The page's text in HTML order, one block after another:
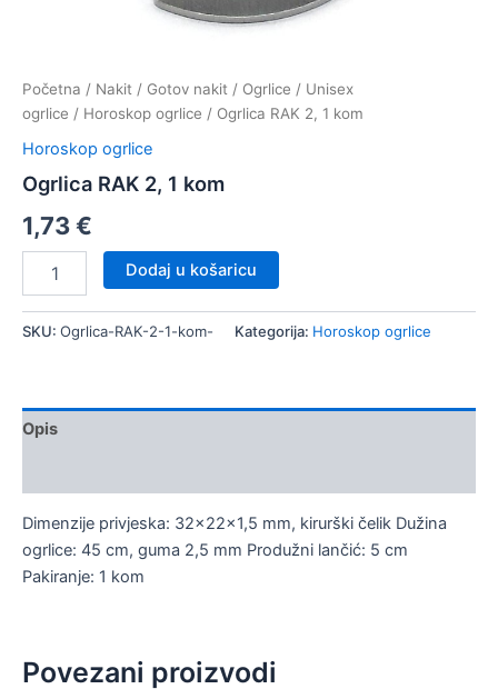
Početna / Nakit / Gotov nakit / Ogrlice / Unisex
ogrlice / Horoskop ogrlice / Ogrlica RAK 2, 1 kom
Horoskop ogrlice
Ogrlica RAK 2, 1 kom
1,73€
1
Dodaj u košaricu
SKU: Ogrlica-RAK-2-1-kom- Kategorija: Horoskop ogrlice
Opis
Dimenzije privjeska: 32x22x1,5 mm, kirurški čelik Dužina
ogrlice: 45 cm, guma 2,5 mm Produžni lančić: 5 cm
Pakiranje: 1 kom
Povezani proizvodi